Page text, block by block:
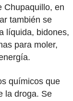
Chupaquillo, en
también se
líquida, bidones,
para moler,
químicos que
la droga. Se